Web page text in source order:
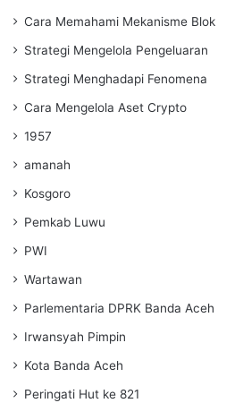
Cara Memahami Mekanisme Blok
Strategi Mengelola Pengeluaran
Strategi Menghadapi Fenomena
Cara Mengelola Aset Crypto
1957
amanah
Kosgoro
Pemkab Luwu
PWI
Wartawan
Parlementaria DPRK Banda Aceh
Irwansyah Pimpin
Kota Banda Aceh
Peringati Hut ke 821